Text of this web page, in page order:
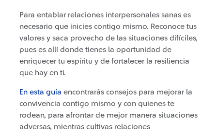
Para entablar relaciones interpersonales sanas es
necesario que inicies contigo mismo. Reconoce tus
valores y saca provecho de las situaciones difíciles,
pues es allí donde tienes la oportunidad de
enriquecer tu espíritu y de fortalecer la resiliencia
que hay en ti.
En esta guía encontrarás consejos para mejorar la
convivencia contigo mismo y con quienes te
rodean, para afrontar de mejor manera situaciones
adversas, mientras cultivas relaciones